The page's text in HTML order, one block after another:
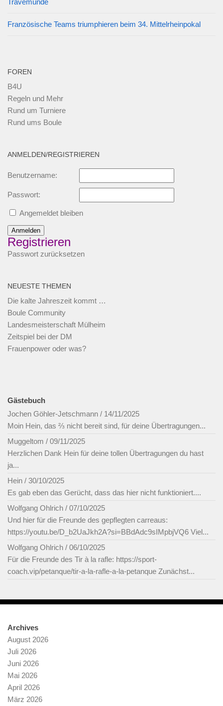
Französische Teams triumphieren beim 34. Mittelrheinpokal
FOREN
B4U
Regeln und Mehr
Rund um Turniere
Rund ums Boule
ANMELDEN/REGISTRIEREN
Benutzername:
Passwort:
Angemeldet bleiben
Anmelden
Registrieren
Passwort zurücksetzen
NEUESTE THEMEN
Die kalte Jahreszeit kommt …
Boule Community
Landesmeisterschaft Mülheim
Zeitspiel bei der DM
Frauenpower oder was?
Gästebuch
Jochen Göhler-Jetschmann / 14/11/2025
Moin Hein, das ⅔ nicht bereit sind, für deine Übertragungen...
Muggeltom / 09/11/2025
Herzlichen Dank Hein für deine tollen Übertragungen du hast
ja...
Hein / 30/10/2025
Es gab eben das Gerücht, dass das hier nicht funktioniert....
Wolfgang Ohlrich / 07/10/2025
Und hier für die Freunde des gepflegten carreaus:
https://youtu.be/D_b2UaJkh2A?si=BBdAdc9sIMpbjVQ6 Viel...
Wolfgang Ohlrich / 06/10/2025
Für die Freunde des Tir à la rafle: https://sport-
coach.vip/petanque/tir-a-la-rafle-a-la-petanque Zunächst...
Archives
August 2026
Juli 2026
Juni 2026
Mai 2026
April 2026
März 2026